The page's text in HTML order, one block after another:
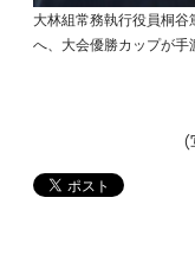
大林組常務執行役員桐
へ、大会優勝カップが手